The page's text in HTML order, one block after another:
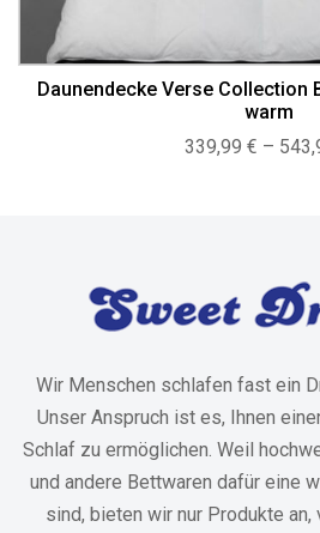
Daunendecke Verse Collection
warm
339,99 € –
Wir Menschen schlafen fast ein
Unser Anspruch ist es, Ihnen
Schlaf zu ermöglichen. Weil
und andere Bettwaren dafür eine
sind, bieten wir nur Produkte